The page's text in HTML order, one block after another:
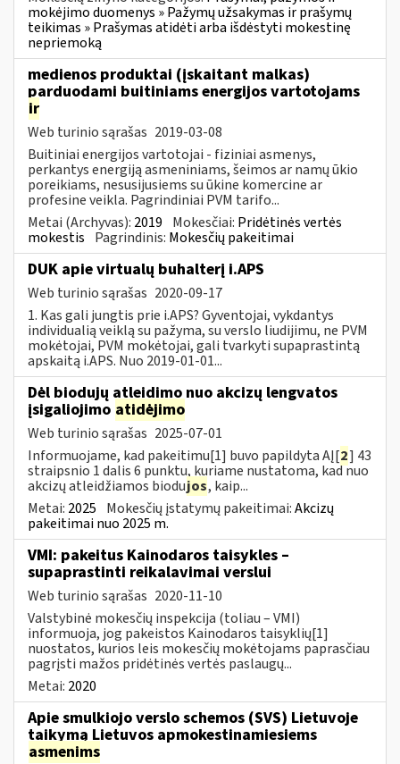
mokėjimo duomenys » Pažymų užsakymas ir prašymų
teikimas » Prašymas atidėti arba išdėstyti mokestinę
nepriemoką
medienos produktai (įskaitant malkas)
parduodami buitiniams energijos vartotojams
ir
Web turinio sąrašas 2019-03-08
Buitiniai energijos vartotojai - fiziniai asmenys,
perkantys energiją asmeniniams, šeimos ar namų ūkio
poreikiams, nesusijusiems su ūkine komercine ar
profesine veikla. Pagrindiniai PVM tarifo...
Metai (Archyvas): 2019 Mokesčiai: Pridėtinės vertės
mokestis Pagrindinis: Mokesčių pakeitimai
DUK apie virtualų buhalterį i.APS
Web turinio sąrašas 2020-09-17
1. Kas gali jungtis prie i.APS? Gyventojai, vykdantys
individualią veiklą su pažyma, su verslo liudijimu, ne PVM
mokėtojai, PVM mokėtojai, gali tvarkyti supaprastintą
apskaitą i.APS. Nuo 2019-01-01...
Dėl biodujų atleidimo nuo akcizų lengvatos
įsigaliojimo atidėjimo
Web turinio sąrašas 2025-07-01
Informuojame, kad pakeitimu[1] buvo papildyta AĮ[2] 43
straipsnio 1 dalis 6 punktu, kuriame nustatoma, kad nuo
akcizų atleidžiamos biodujos, kaip...
Metai: 2025 Mokesčių įstatymų pakeitimai:Akcizų
pakeitimai nuo 2025 m.
VMI: pakeitus Kainodaros taisykles –
supaprastinti reikalavimai verslui
Web turinio sąrašas 2020-11-10
Valstybinė mokesčių inspekcija (toliau – VMI)
informuoja, jog pakeistos Kainodaros taisyklių[1]
nuostatos, kurios leis mokesčių mokėtojams paprasčiau
pagrįsti mažos pridėtinės vertės paslaugų...
Metai: 2020
Apie smulkiojo verslo schemos (SVS) Lietuvoje
taikymą Lietuvos apmokestinamiesiems
asmenims